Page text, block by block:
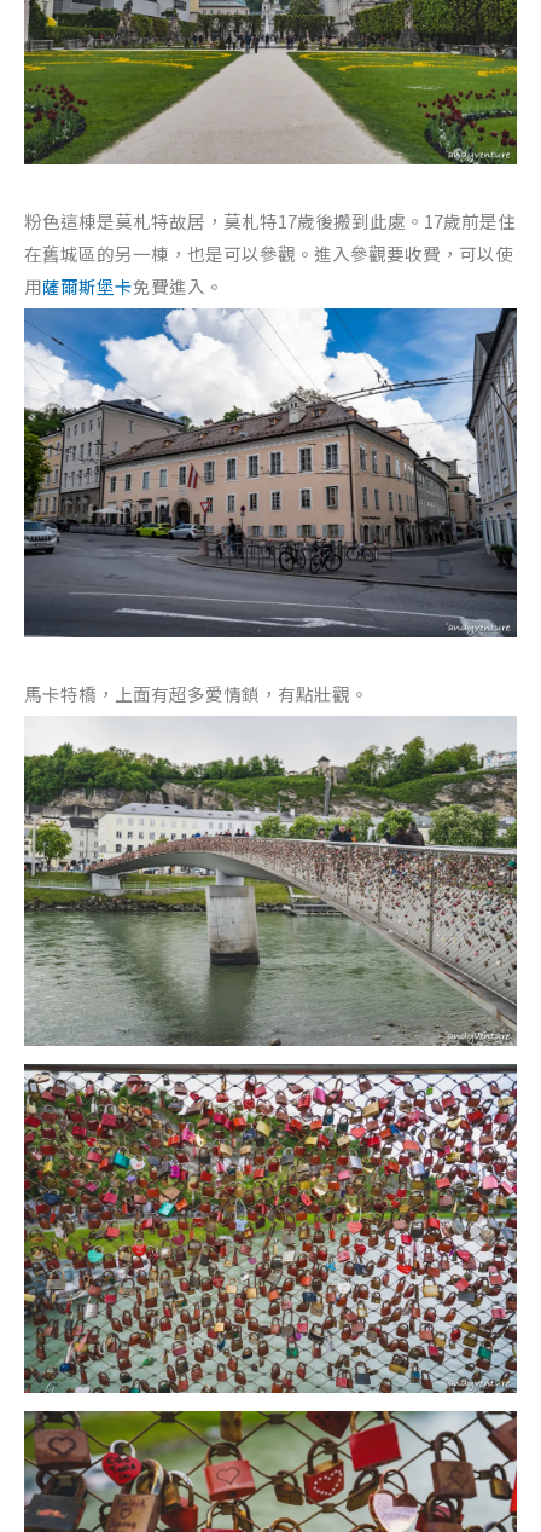
粉色這棟是莫札特故居，莫札特17歲後搬到此處。17歲前是住
在舊城區的另一棟，也是可以參觀。進入參觀要收費，可以使
用薩爾斯堡卡免費進入。
馬卡特橋，上面有超多愛情鎖，有點壯觀。